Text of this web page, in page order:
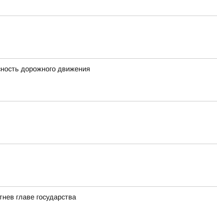
дорожного движения
главе государства